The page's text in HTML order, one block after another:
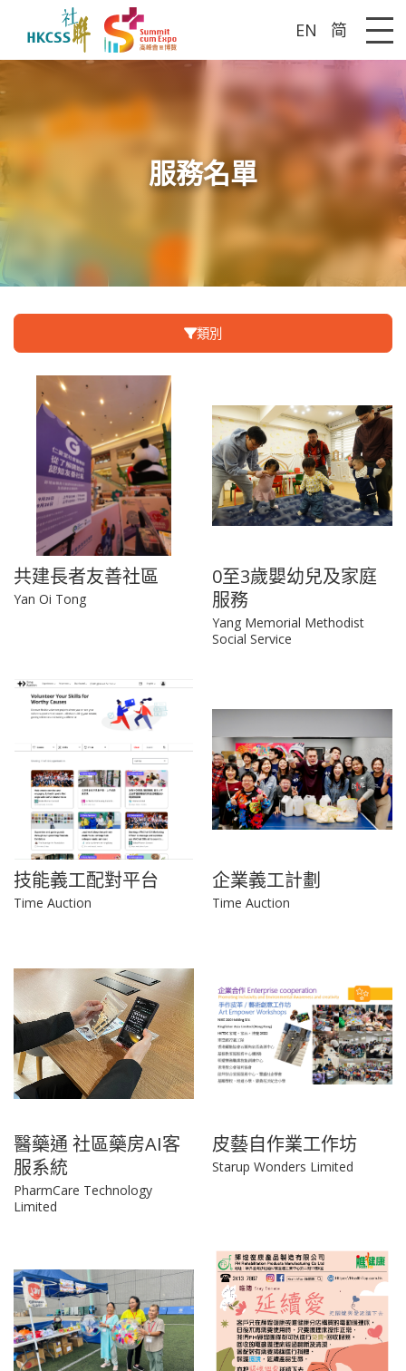
EN 简
服務名單
類別
共建長者友善社區
Yan Oi Tong
0至3歲嬰幼兒及家庭
服務
Yang Memorial Methodist
Social Service
技能義工配對平台
Time Auction
企業義工計劃
Time Auction
醫藥通 社區藥房AI客
服系統
PharmCare Technology
Limited
皮藝自作業工作坊
Starup Wonders Limited